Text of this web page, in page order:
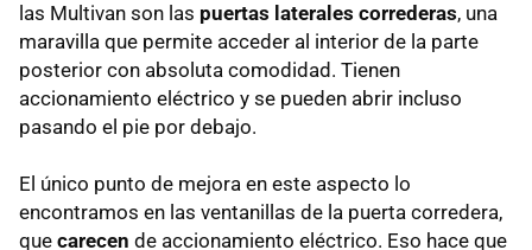
las Multivan son las puertas laterales correderas, una
maravilla que permite acceder al interior de la parte
posterior con absoluta comodidad. Tienen
accionamiento eléctrico y se pueden abrir incluso
pasando el pie por debajo.
El único punto de mejora en este aspecto lo
encontramos en las ventanillas de la puerta corredera,
que carecen de accionamiento eléctrico. Eso hace que